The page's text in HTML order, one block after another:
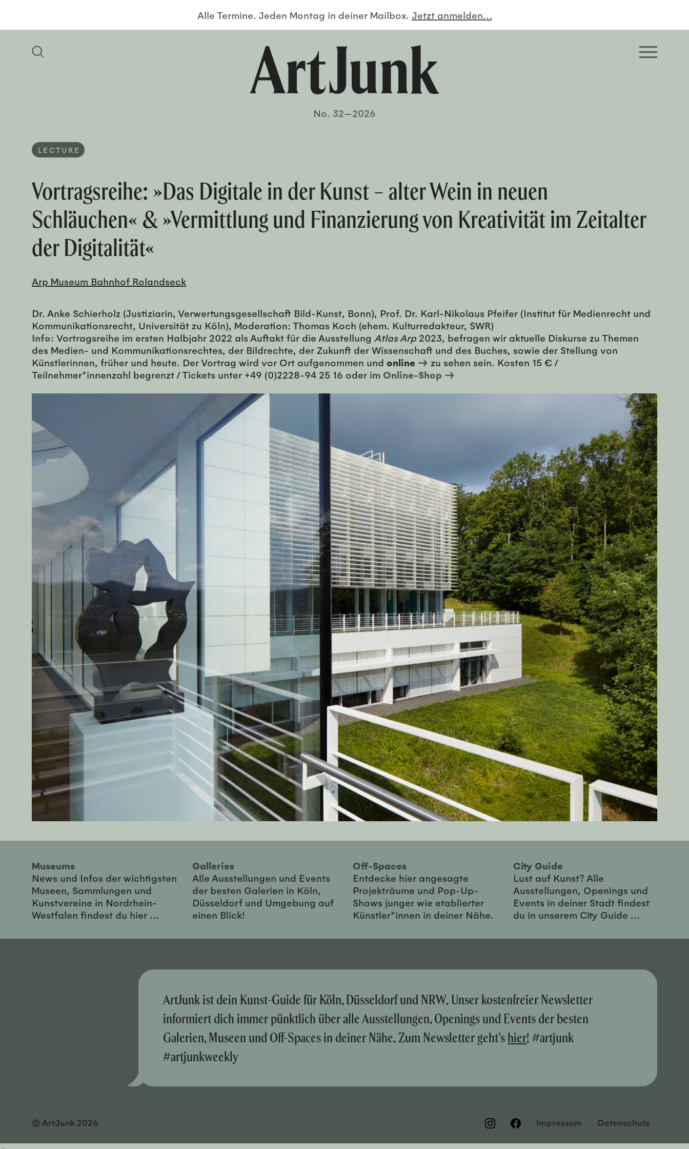
Alle Termine. Jeden Montag in deiner Mailbox. Jetzt anmelden…
No. 32—2026
LECTURE
Vortragsreihe: »Das Digitale in der Kunst – alter Wein in neuen
Schläuchen« & »Vermittlung und Finanzierung von Kreativität im Zeitalter
der Digitalität«
Arp Museum Bahnhof Rolandseck
Dr. Anke Schierholz (Justiziarin, Verwertungsgesellschaft Bild-Kunst, Bonn), Prof. Dr. Karl-Nikolaus Pfeifer (Institut für Medienrecht und
Kommunikationsrecht, Universität zu Köln), Moderation: Thomas Koch (ehem. Kulturredakteur, SWR)
Info: Vortragsreihe im ersten Halbjahr 2022 als Auftakt für die Ausstellung Atlas Arp2023, befragen wir aktuelle Diskurse zu Themen
des Medien- und Kommunikationsrechtes, der Bildrechte, der Zukunft der Wissenschaft und des Buches, sowie der Stellung von
Künstlerinnen, früher und heute. Der Vortrag wird vor Ort aufgenommen und online → zu sehen sein. Kosten 15 € /
Teilnehmer*innenzahl begrenzt / Tickets unter +49 (0)2228-94 25 16 oder im Online-Shop →
Museums
News und Infos der wichtigsten
Museen, Sammlungen und
Kunstvereine in Nordrhein-
Westfalen findest du hier ...
Galleries
Alle Ausstellungen und Events
der besten Galerien in Köln,
Düsseldorf und Umgebung auf
einen Blick!
Off-Spaces
Entdecke hier angesagte
Projekträume und Pop-Up-
Shows junger wie etablierter
Künstler*innen in deiner Nähe.
City Guide
Lust auf Kunst? Alle
Ausstellungen, Openings und
Events in deiner Stadt findest
du in unserem City Guide ...
ArtJunk ist dein Kunst-Guide für Köln, Düsseldorf und NRW. Unser kostenfreier Newsletter
informiert dich immer pünktlich über alle Ausstellungen, Openings und Events der besten
Galerien, Museen und Off-Spaces in deiner Nähe. Zum Newsletter geht’shier! #artjunk
#artjunkweekly
Impressum Datenschutz
© ArtJunk 2026